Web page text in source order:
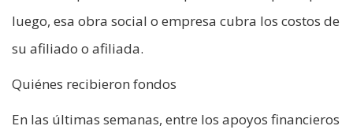
luego, esa obra social o empresa cubra los costos de
su afiliado o afiliada.
Quiénes recibieron fondos
En las últimas semanas, entre los apoyos financieros